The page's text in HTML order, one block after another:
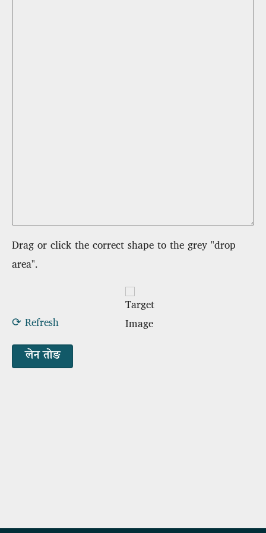
Drag or click the correct shape to the grey "drop
area".
⟳ Refresh